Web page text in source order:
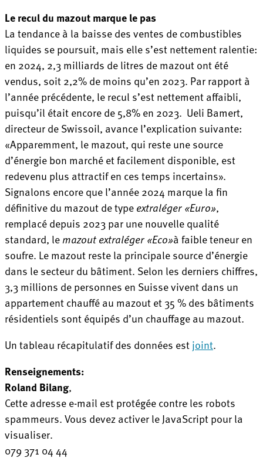
Le recul du mazout marque le pas
La tendance à la baisse des ventes de combustibles
liquides se poursuit, mais elle s’est nettement ralentie:
en 2024, 2,3 milliards de litres de mazout ont été
vendus, soit 2,2% de moins qu’en 2023. Par rapport à
l’année précédente, le recul s’est nettement affaibli,
puisqu’il était encore de 5,8% en 2023. Ueli Bamert,
directeur de Swissoil, avance l’explication suivante:
«Apparemment, le mazout, qui reste une source
d’énergie bon marché et facilement disponible, est
redevenu plus attractif en ces temps incertains».
Signalons encore que l’année 2024 marque la fin
définitive du mazout de typeextraléger «Euro»,
remplacé depuis 2023 par une nouvelle qualité
standard, lemazout extraléger «Eco»à faible teneur en
soufre. Le mazout reste la principale source d’énergie
dans le secteur du bâtiment. Selon les derniers chiffres,
3,3 millions de personnes en Suisse vivent dans un
appartement chauffé au mazout et 35 % des bâtiments
résidentiels sont équipés d’un chauffage au mazout.
Un tableau récapitulatif des données estjoint.
Renseignements:
Roland Bilang,
Cette adresse e-mail est protégée contre les robots
spammeurs. Vous devez activer le JavaScript pour la
visualiser.
079 371 04 44